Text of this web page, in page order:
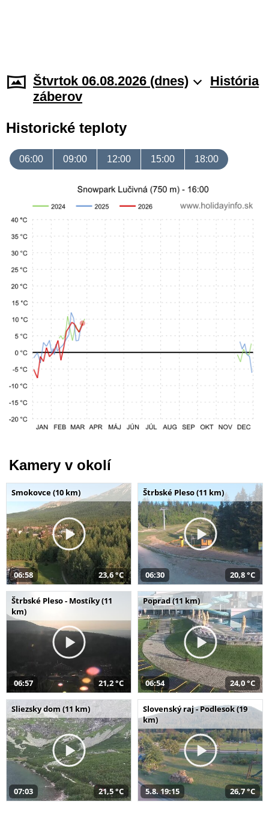
Štvrtok 06.08.2026 (dnes)
História
záberov
Historické teploty
06:00 09:00 12:00 15:00 18:00
Kamery v okolí
Smokovce (10 km)
06:58 23,6 °C
Štrbské Pleso (11 km)
06:30 20,8 °C
Štrbské Pleso - Mostíky (11
km)
06:57 21,2 °C
Poprad (11 km)
06:54 24,0 °C
Sliezsky dom (11 km)
07:03 21,5 °C
Slovenský raj - Podlesok (19
km)
5.8. 19:15 26,7 °C